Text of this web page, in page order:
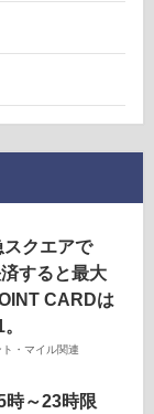
クエアで
すると最大
CARDは
ト・マイル関連
時～23時限